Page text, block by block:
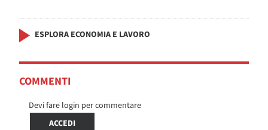
ESPLORA ECONOMIA E LAVORO
COMMENTI
Devi fare login per commentare
ACCEDI